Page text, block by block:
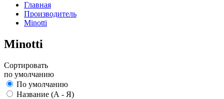
Главная
Производитель
Minotti
Minotti
Сортировать
по умолчанию
По умолчанию
Название (А - Я)